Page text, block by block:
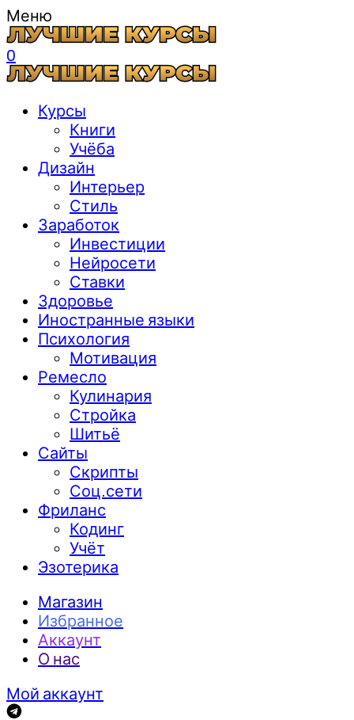
Меню
0
Курсы
Книги
Учёба
Дизайн
Интерьер
Стиль
Заработок
Инвестиции
Нейросети
Ставки
Здоровье
Иностранные языки
Психология
Мотивация
Ремесло
Кулинария
Стройка
Шитьё
Сайты
Скрипты
Соц.сети
Фриланс
Кодинг
Учёт
Эзотерика
Магазин
Избранное
Аккаунт
О нас
Мой аккаунт